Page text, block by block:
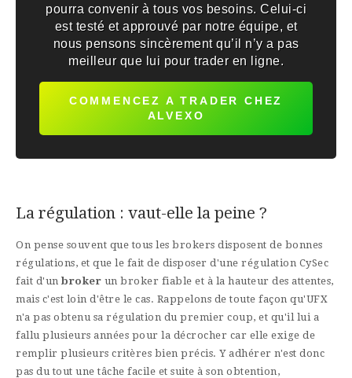
pourra convenir à tous vos besoins. Celui-ci
est testé et approuvé par notre équipe, et
nous pensons sincèrement qu’il n’y a pas
meilleur que lui pour trader en ligne.
COMMENCEZ A TRADER CHEZ
ALVEXO
La régulation : vaut-elle la peine ?
On pense souvent que tous les brokers disposent de bonnes
régulations, et que le fait de disposer d'une régulation CySec
fait d'un broker un broker fiable et à la hauteur des attentes,
mais c'est loin d'être le cas. Rappelons de toute façon qu'UFX
n'a pas obtenu sa régulation du premier coup, et qu'il lui a
fallu plusieurs années pour la décrocher car elle exige de
remplir plusieurs critères bien précis. Y adhérer n'est donc
pas du tout une tâche facile et suite à son obtention,